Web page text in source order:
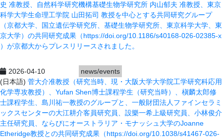
史 准教授、自然科学研究機構基礎生物学研究所 内山郁夫 准教授、東京
科学大学生命理工学院 山田拓司 教授を中心とする共同研究グループ
（京都大学、国立遺伝学研究所、基礎生物学研究所、東京科学大学、東
京大学）の共同研究成果（https://doi.org/10.1186/s40168-026-02385-x
）が京都大からプレスリリースされました。
2026-04-10
news/events
(日本語) 菅大介准教授（研究当時、現・大阪大学大学院工学研究科応用
化学専攻教授）、Yufan Shen博士課程学生（研究当時）、槇麟太郎修
士課程学生、島川祐一教授のグループ​と 、一般財団法人ファインセラミ
ックスセンターの大江耕介客員研究員、設樂一希上級研究員、小林俊介
主任研究員、ならびにオーストラリア・モナッシュ大学のJoanne
Etheridge教授との共同研究成果（https://doi.org/10.1038/s41467-026-